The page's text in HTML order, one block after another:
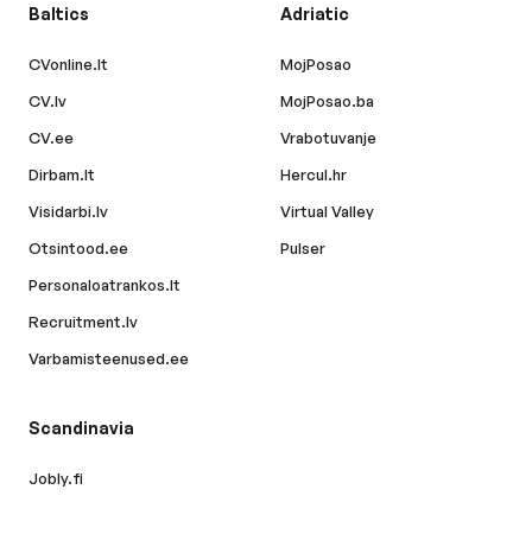
Baltics
CVonline.lt
CV.lv
CV.ee
Dirbam.lt
Visidarbi.lv
Otsintood.ee
Personaloatrankos.lt
Recruitment.lv
Varbamisteenused.ee
Adriatic
MojPosao
MojPosao.ba
Vrabotuvanje
Hercul.hr
Virtual Valley
Pulser
Scandinavia
Jobly.fi